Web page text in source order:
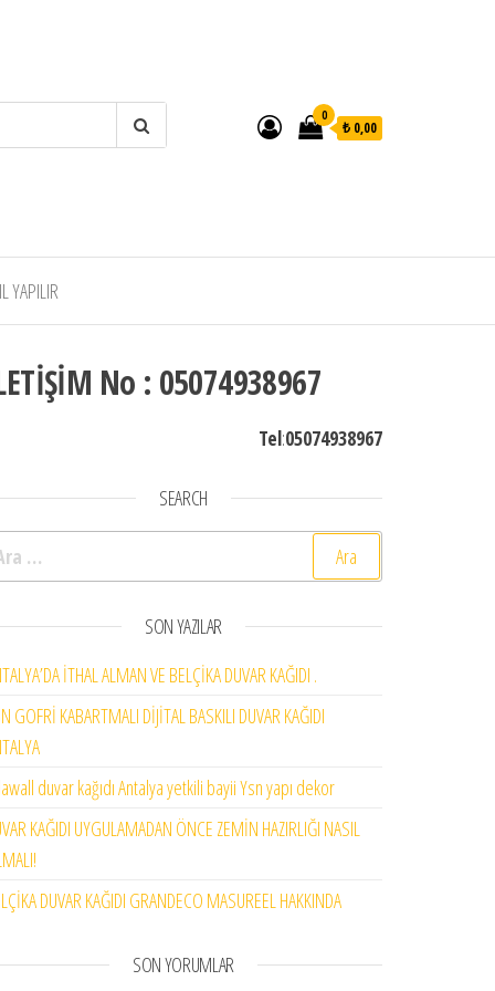
0
₺ 0,00
YAPILIR
No : 05074938967
Tel:05074938967
SEARCH
SON YAZILAR
İTHAL ALMAN VE BELÇİKA DUVAR KAĞIDI .
GOFRİ KABARTMALI DİJİTAL BASKILI DUVAR KAĞIDI
duvar kağıdı Antalya yetkili bayii Ysn yapı dekor
KAĞIDI UYGULAMADAN ÖNCE ZEMİN HAZIRLIĞI NASIL
DUVAR KAĞIDI GRANDECO MASUREEL HAKKINDA
SON YORUMLAR